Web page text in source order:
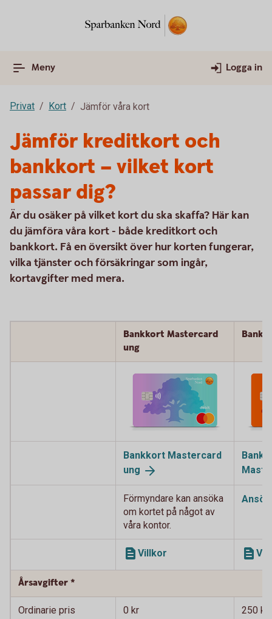
Meny Logga in
Privat Kort Jämför våra kort
Jämför kreditkort och
bankkort – vilket kort
passar dig?
Är du osäker på vilket kort du ska skaffa? Här kan
du jämföra våra kort - både kreditkort och
bankkort. Få en översikt över hur korten fungerar,
vilka tjänster och försäkringar som ingår,
kortavgifter med mera.
Bankkort Mastercard
ung
Bankkort Mastercard
ung
Förmyndare kan ansöka
om kortet på något av
våra kontor.
Ansök
Villkor
Årsavgifter *
Ordinarie pris 0 kr 250 kr